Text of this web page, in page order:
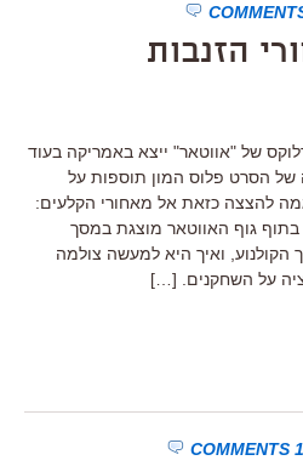
הזנבות
של "אווטאר" ייצא באמריקה בעוד
של הסרט פלוס המון תוספות על
להצצה כזאת אל מאחורי הקלעים:
גוף האווטאר מוצגת במסך
ואיך היא למעשה צולמה
על השחקנים. […]
16